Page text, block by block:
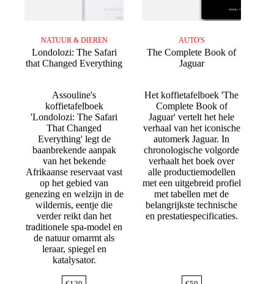
NATUUR & DIEREN
Londolozi: The Safari
that Changed Everything
Assouline's
koffietafelboek
'Londolozi: The Safari
That Changed
Everything' legt de
baanbrekende aanpak
van het bekende
Afrikaanse reservaat vast
op het gebied van
genezing en welzijn in de
wildernis, eentje die
verder reikt dan het
traditionele spa-model en
de natuur omarmt als
leraar, spiegel en
katalysator.
AUTO'S
The Complete Book of
Jaguar
Het koffietafelboek 'The
Complete Book of
Jaguar' vertelt het hele
verhaal van het iconische
automerk Jaguar. In
chronologische volgorde
verhaalt het boek over
alle productiemodellen
met een uitgebreid profiel
met tabellen met de
belangrijkste technische
en prestatiespecificaties.